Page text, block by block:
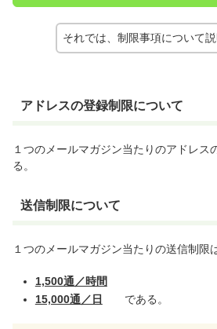
それでは、制限事項について説
アドレスの登録制限について
１つのメールマガジン当たりのアドレス
る。
送信制限について
１つのメールマガジン当たりの送信制限
1,500通／時間
15,000通／日
である。